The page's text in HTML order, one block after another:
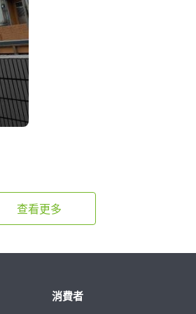
查看更多
消費者